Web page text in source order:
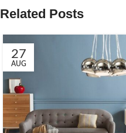
Related Posts
27
AUG